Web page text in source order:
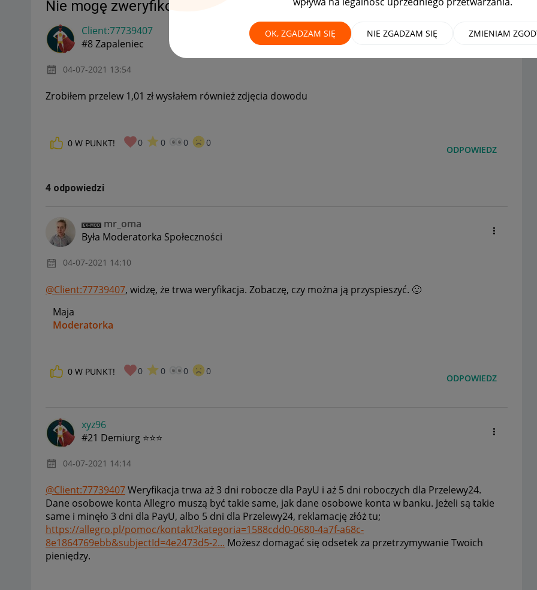
OK, ZGADZAM SIĘ NIE ZGADZAM SIĘ ZMIENIAM
Nie mogę zweryfikować wypłat
Client:77739407
#8 Zapaleniec
‎04-07-2021 13:54
Zrobiłem przelew 1,01 zł wysłałem również zdjęcia dowodu
0 W PUNKT! 0 0 0 0
ODPOWIEDZ
4 odpowiedzi
mr_oma
Była Moderatorka Społeczności
‎04-07-2021 14:10
@Client:77739407, widzę, że trwa weryfikacja. Zobaczę, czy można ją przyspieszyć. 🙂
Maja
Moderatorka
_____________
Daj znać, co myślisz o Allegro Gadane i wypełnij ankietę!
0 W PUNKT! 0 0 0 0
ODPOWIEDZ
xyz96
#21 Demiurg ⭐⭐⭐
‎04-07-2021 14:14
@Client:77739407Weryfikacja trwa aż 3 dni robocze dla PayU i aż 5 dni roboczych dla Przelewy24.
Dane osobowe konta Allegro muszą być takie same, jak dane osobowe konta w banku. Jeżeli są takie
same i minęło 3 dni dla PayU, albo 5 dni dla Przelewy24, reklamację złóż tu;
https://allegro.pl/pomoc/kontakt?kategoria=1588cdd0-0680-4a7f-a68c-
8e1864769ebb&subjectId=4e2473d5-2... Możesz domagać się odsetek za przetrzymywanie Twoich
pieniędzy.